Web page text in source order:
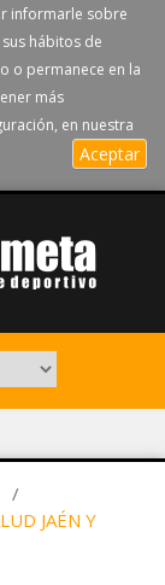
informarle sobre
hábitos de
o permanece en la
más
en nuestra
Aceptar
/
JAÉN Y